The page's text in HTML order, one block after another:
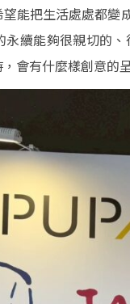
能把生活處處都
永續能夠很親切的
會有什麼樣創意的